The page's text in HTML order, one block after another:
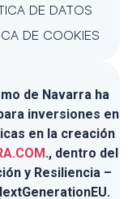
DE DATOS
DE COOKIES
de Navarra ha
inversiones en
en la creación
., dentro del
y Resiliencia –